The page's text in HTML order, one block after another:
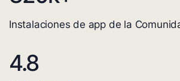
Instalaciones de app de la
4.8